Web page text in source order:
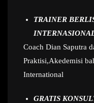
TRAINER
Coach Dian Saputra
Praktisi,Akedemisi
International
GRATIS